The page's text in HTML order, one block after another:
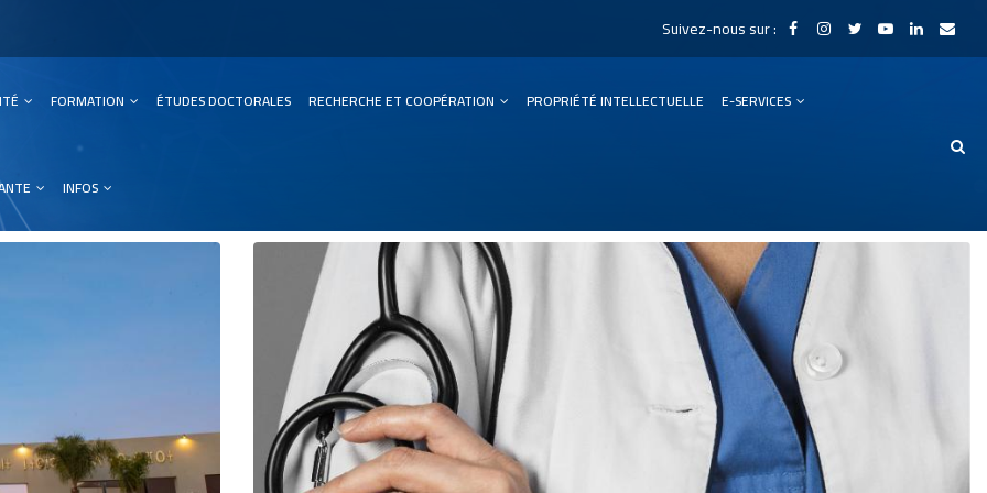
Suivez-nous sur :
FORMATION ÉTUDES DOCTORALES RECHERCHE ET COOPÉRATION PROPRIÉTÉ INTELLECTUELLE E-SERVICES
INFOS